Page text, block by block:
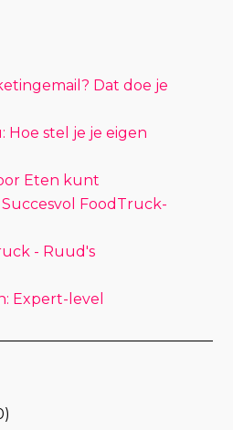
Dat doe je
Hoe stel je je eigen
Eten kunt
FoodTruck-
- Ruud's
Expert-level